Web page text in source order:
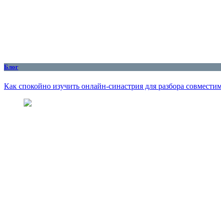
Блог
Как спокойно изучить онлайн-синастрия для разбора